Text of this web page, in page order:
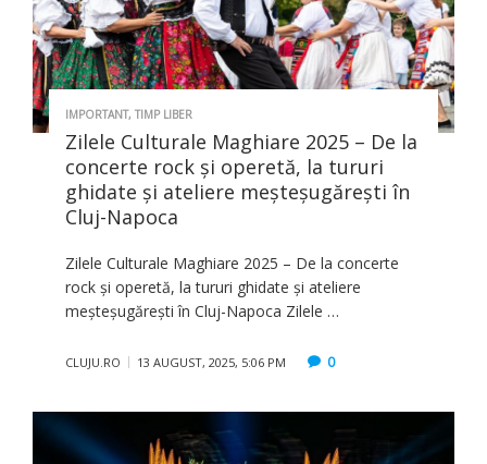
IMPORTANT, TIMP LIBER
Zilele Culturale Maghiare 2025 – De la
concerte rock și operetă, la tururi
ghidate și ateliere meșteșugărești în
Cluj-Napoca
Zilele Culturale Maghiare 2025 – De la concerte
rock și operetă, la tururi ghidate și ateliere
meșteșugărești în Cluj-Napoca Zilele …
CLUJU.RO 13 AUGUST, 2025, 5:06 PM 0